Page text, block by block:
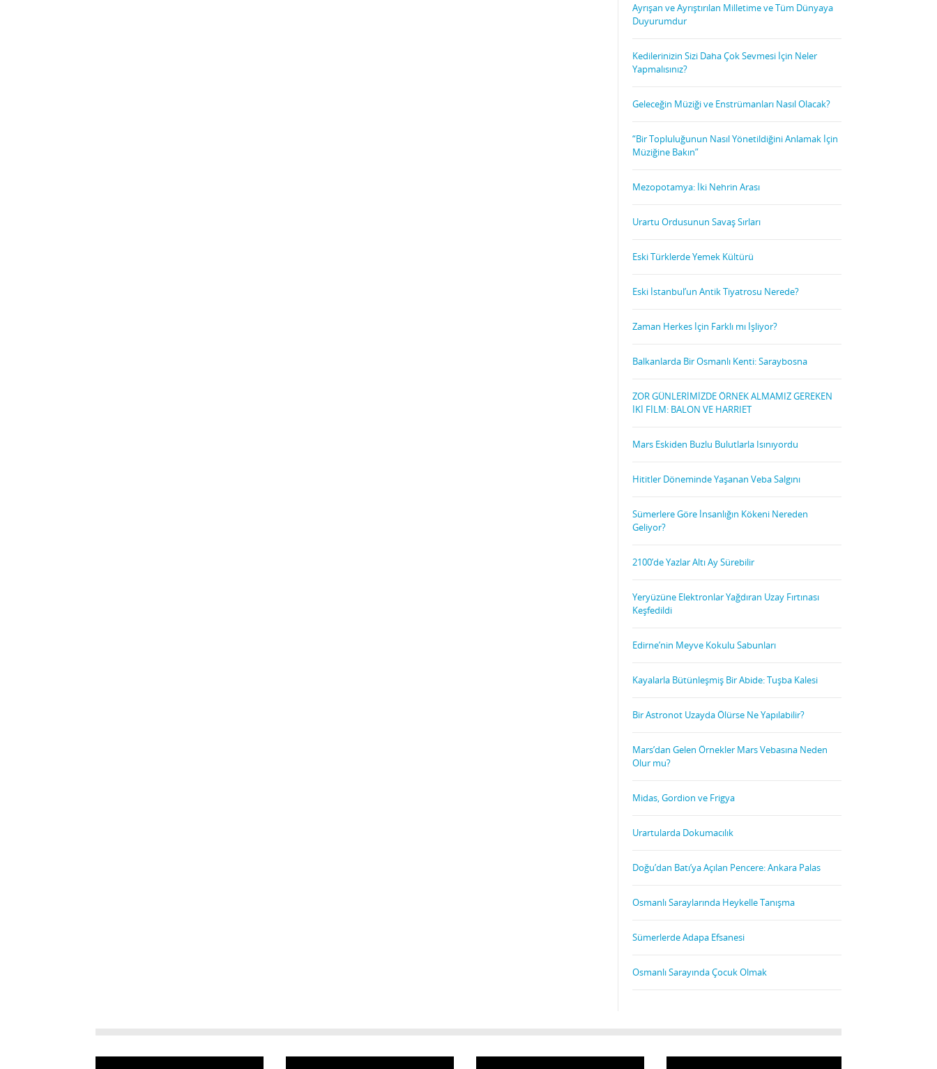
Ayrışan ve Ayrıştırılan Milletime ve Tüm Dünyaya
Duyurumdur
Kedilerinizin Sizi Daha Çok Sevmesi İçin Neler
Yapmalısınız?
Geleceğin Müziği ve Enstrümanları Nasıl Olacak?
“Bir Topluluğunun Nasıl Yönetildiğini Anlamak İçin
Müziğine Bakın”
Mezopotamya: İki Nehrin Arası
Urartu Ordusunun Savaş Sırları
Eski Türklerde Yemek Kültürü
Eski İstanbul’un Antik Tiyatrosu Nerede?
Zaman Herkes İçin Farklı mı İşliyor?
Balkanlarda Bir Osmanlı Kenti: Saraybosna
ZOR GÜNLERİMİZDE ÖRNEK ALMAMIZ GEREKEN
İKİ FİLM: BALON VE HARRIET
Mars Eskiden Buzlu Bulutlarla Isınıyordu
Hititler Döneminde Yaşanan Veba Salgını
Sümerlere Göre İnsanlığın Kökeni Nereden
Geliyor?
2100’de Yazlar Altı Ay Sürebilir
Yeryüzüne Elektronlar Yağdıran Uzay Fırtınası
Keşfedildi
Edirne’nin Meyve Kokulu Sabunları
Kayalarla Bütünleşmiş Bir Abide: Tuşba Kalesi
Bir Astronot Uzayda Ölürse Ne Yapılabilir?
Mars’dan Gelen Örnekler Mars Vebasına Neden
Olur mu?
Midas, Gordion ve Frigya
Urartularda Dokumacılık
Doğu’dan Batı’ya Açılan Pencere: Ankara Palas
Osmanlı Saraylarında Heykelle Tanışma
Sümerlerde Adapa Efsanesi
Osmanlı Sarayında Çocuk Olmak